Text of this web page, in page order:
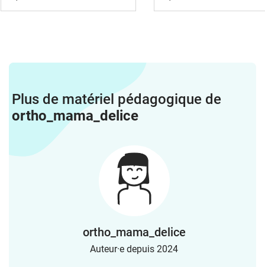
Plus de matériel pédagogique de
ortho_mama_delice
ortho_mama_delice
Auteur·e depuis 2024